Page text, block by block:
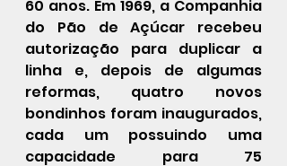
60 anos. Em 1969, a Companhia
do Pão de Açúcar recebeu
autorização para duplicar a
linha e, depois de algumas
reformas, quatro novos
bondinhos foram inaugurados,
cada um possuindo uma
capacidade para 75